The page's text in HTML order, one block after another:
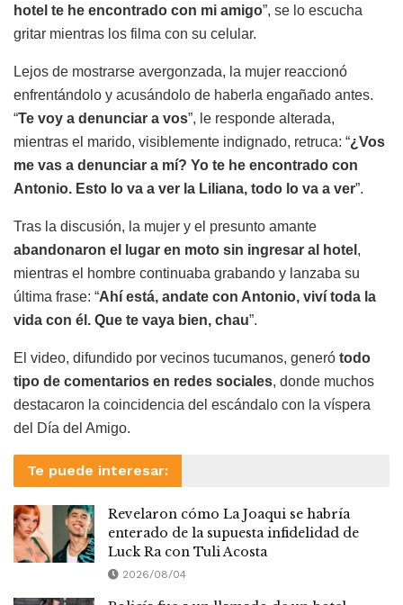
hotel te he encontrado con mi amigo”, se lo escucha
gritar mientras los filma con su celular.
Lejos de mostrarse avergonzada, la mujer reaccionó
enfrentándolo y acusándolo de haberla engañado antes.
“Te voy a denunciar a vos”, le responde alterada,
mientras el marido, visiblemente indignado, retruca: “¿Vos
me vas a denunciar a mí? Yo te he encontrado con
Antonio. Esto lo va a ver la Liliana, todo lo va a ver”.
Tras la discusión, la mujer y el presunto amante
abandonaron el lugar en moto sin ingresar al hotel ,
mientras el hombre continuaba grabando y lanzaba su
última frase: “Ahí está, andate con Antonio, viví toda la
vida con él. Que te vaya bien, chau”.
El video, difundido por vecinos tucumanos, generó todo
tipo de comentarios en redes sociales, donde muchos
destacaron la coincidencia del escándalo con la víspera
del Día del Amigo.
Te puede interesar:
Revelaron cómo La Joaqui se habría
enterado de la supuesta infidelidad de
Luck Ra con Tuli Acosta
2026/08/04